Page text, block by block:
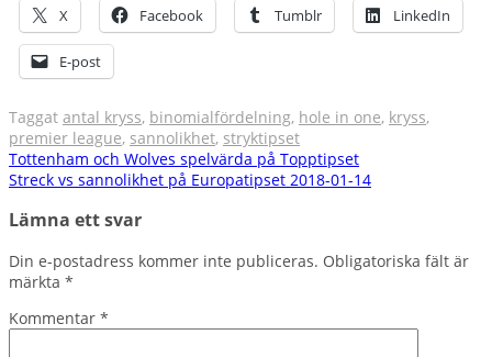
X Facebook Tumblr LinkedIn
E-post
Taggat antal kryss, binomialfördelning, hole in one, kryss,
premier league, sannolikhet, stryktipset
Inläggsnavigering
Tottenham och Wolves spelvärda på Topptipset
Streck vs sannolikhet på Europatipset 2018-01-14
Lämna ett svar
Din e-postadress kommer inte publiceras. Obligatoriska fält är
märkta *
Kommentar *